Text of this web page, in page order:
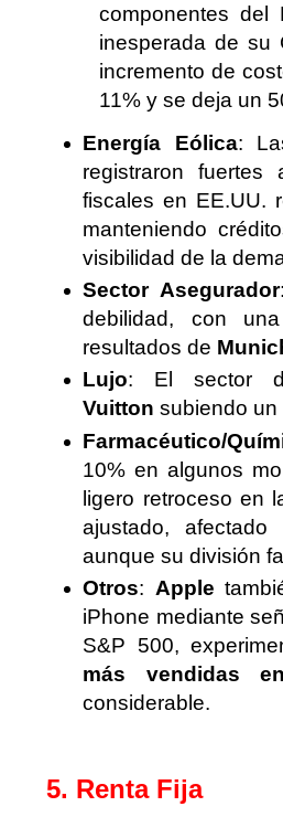
componentes
inesperada de su
incremento de
11% y se deja un
Energía Eólica:
registraron
fiscales en EE.UU.
manteniendo
visibilidad de la
Sector Asegurador
debilidad, con
resultados de
Lujo: El sector
Vuitton subiendo un
Farmacéutico/
10% en algunos
ligero retroceso en
ajustado,
aunque su división
Otros: Apple
iPhone mediante
S&P 500,
más vendidas
considerable.
5. Renta Fija